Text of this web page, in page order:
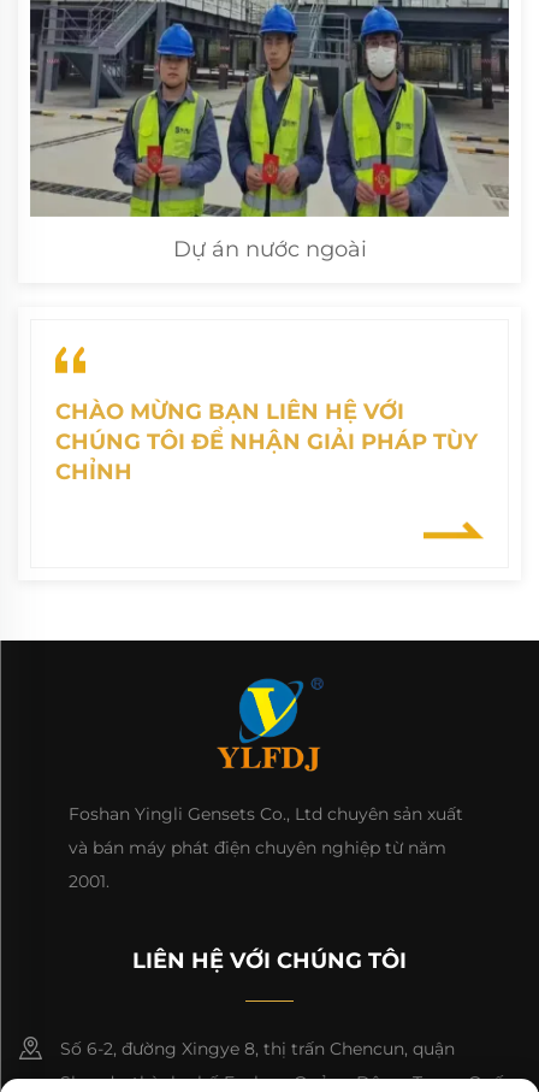
Dự án nước ngoài
CHÀO MỪNG BẠN LIÊN HỆ VỚI
CHÚNG TÔI ĐỂ NHẬN GIẢI PHÁP TÙY
CHỈNH
Foshan Yingli Gensets Co., Ltd chuyên sản xuất
và bán máy phát điện chuyên nghiệp từ năm
2001.
LIÊN HỆ VỚI CHÚNG TÔI
Số 6-2, đường Xingye 8, thị trấn Chencun, quận
Shunde, thành phố Foshan, Quảng Đông, Trung Quốc.